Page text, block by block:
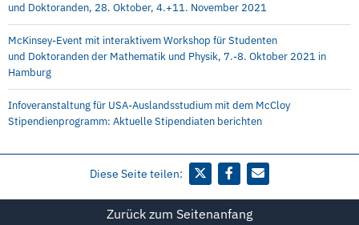
und Doktoranden, 28. Oktober, 4.+11. November 2021
McKinsey-Event mit interaktivem Workshop für Studenten
und Doktoranden der Mathematik und Physik, 7.-8. Oktober 2021 in
Hamburg
Infoveranstaltung für USA-Auslandsstudium mit dem McCloy
Stipendienprogramm: Aktuelle Stipendiaten berichten
Diese Seite teilen:
Zurück zum Seitenanfang